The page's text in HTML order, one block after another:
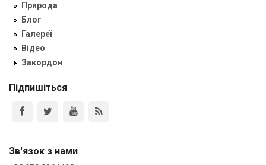
Природа
Блог
Галереї
Відео
Закордон
Підпишіться
Зв'язок з нами